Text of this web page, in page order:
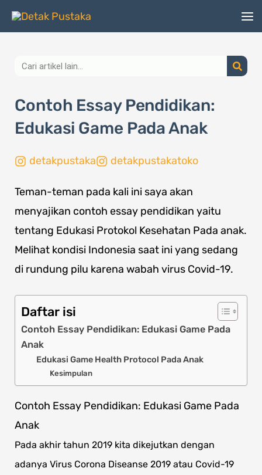
Lewati
Search
Contoh Essay Pendidikan:
Edukasi Game Pada Anak
detakpustaka detakpustakatoko
Teman-teman pada kali ini saya akan
menyajikan contoh essay pendidikan yaitu
tentang Edukasi Protokol Kesehatan Pada anak.
Melihat kondisi Indonesia saat ini yang sedang
di rundung pilu karena wabah virus Covid-19.
Daftar isi
Contoh Essay Pendidikan: Edukasi Game Pada
Anak
Edukasi Game Health Protocol Pada Anak
Kesimpulan
Contoh Essay Pendidikan: Edukasi Game Pada
Anak
Pada akhir tahun 2019 kita dikejutkan dengan
adanya Virus Corona Diseanse 2019 atau Covid-19